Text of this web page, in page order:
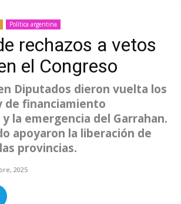
Política argentina
rechazos a vetos
el Congreso
Diputados dieron vuelta los
de financiamiento
la emergencia del Garrahan.
apoyaron la liberación de
provincias.
2025